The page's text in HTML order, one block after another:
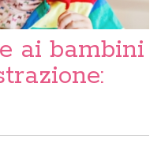
ai bambini